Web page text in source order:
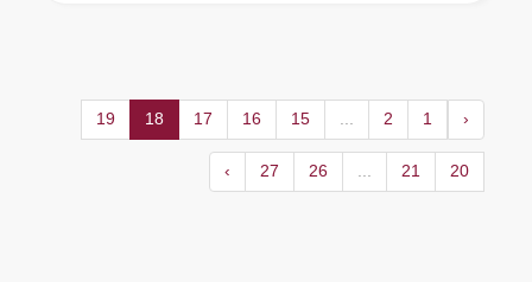
‹
1
2
...
15
16
17
18
19
20
21
...
26
27
›